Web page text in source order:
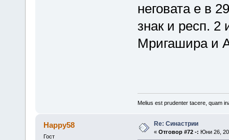
неговата е в
знак и респ. 2
Мригашира и
Melius est prudenter tacere, quam
Happy58
Гост
Re: Синастрии
« Отговор #72 -: Юни 26,